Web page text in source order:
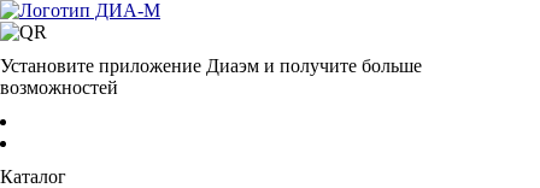
Установите приложение Диаэм и получите больше
возможностей
Каталог